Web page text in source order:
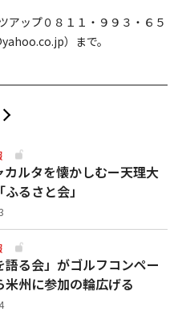
ップ０８１１・９９３・６５
）まで。
カルタを懐かしむー天理大
るさと会」
語る会」がゴルフコンペー
米州に参加の輪広げる